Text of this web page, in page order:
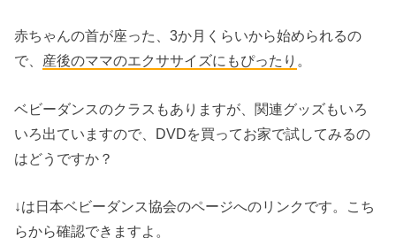
赤ちゃんの首が座った、3か月くらいから始められるの
で、 産後のママのエクササイズにもぴったり 。
ベビーダンスのクラスもありますが、関連グッズもいろ
いろ出ていますので、DVDを買ってお家で試してみるの
はどうですか？
↓は日本ベビーダンス協会のページへのリンクです。こち
らから確認できますよ。